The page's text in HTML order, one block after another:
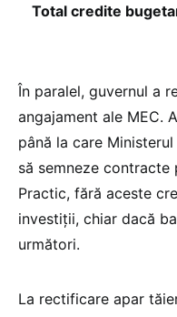
Total credite
În paralel, guvernul a
angajament ale MEC.
până la care
să semneze
Practic, fără aceste
investiții, chiar dacă
următori.
La rectificare apar